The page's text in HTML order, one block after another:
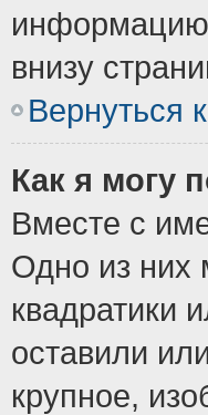
информацию
внизу
Вернуться
Как я могу
Вместе с
Одно из них
квадратики
оставили
крупное,